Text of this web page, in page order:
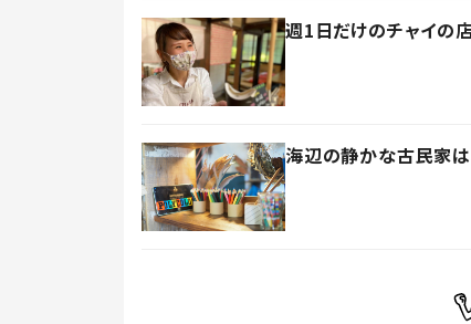
週1日だけのチャイの
海辺の静かな古民家